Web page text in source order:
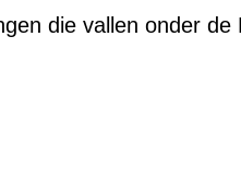
die vallen onder